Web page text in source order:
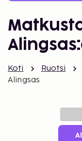
Koti Ruotsi
Alingsas